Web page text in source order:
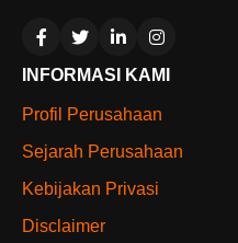
INFORMASI KAMI
Profil Perusahaan
Sejarah Perusahaan
Kebijakan Privasi
Disclaimer